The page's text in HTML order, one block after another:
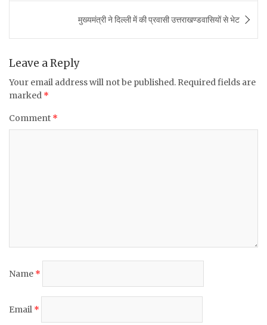
o
p
p
मुख्यमंत्री ने दिल्ली में की प्रवासी उत्तराखण्डवासियों से भेट
Leave a Reply
Your email address will not be published. Required fields are
marked *
Comment *
Name *
Email *